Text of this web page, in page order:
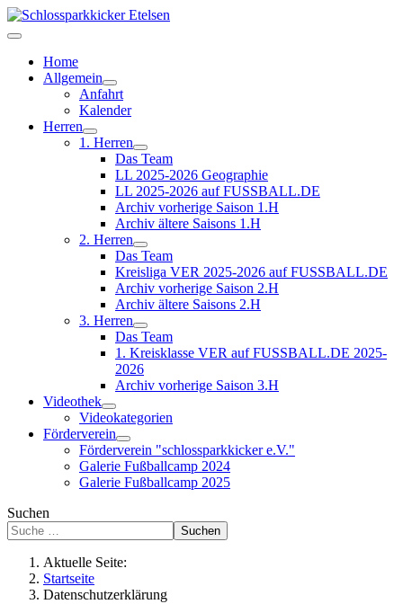
Home
Allgemein
Anfahrt
Kalender
Herren
1. Herren
Das Team
LL 2025-2026 Geographie
LL 2025-2026 auf FUSSBALL.DE
Archiv vorherige Saison 1.H
Archiv ältere Saisons 1.H
2. Herren
Das Team
Kreisliga VER 2025-2026 auf FUSSBALL.DE
Archiv vorherige Saison 2.H
Archiv ältere Saisons 2.H
3. Herren
Das Team
1. Kreisklasse VER auf FUSSBALL.DE 2025-
2026
Archiv vorherige Saison 3.H
Videothek
Videokategorien
Förderverein
Förderverein "schlossparkkicker e.V."
Galerie Fußballcamp 2024
Galerie Fußballcamp 2025
Suchen
Suchen
Aktuelle Seite:
Startseite
Datenschutzerklärung